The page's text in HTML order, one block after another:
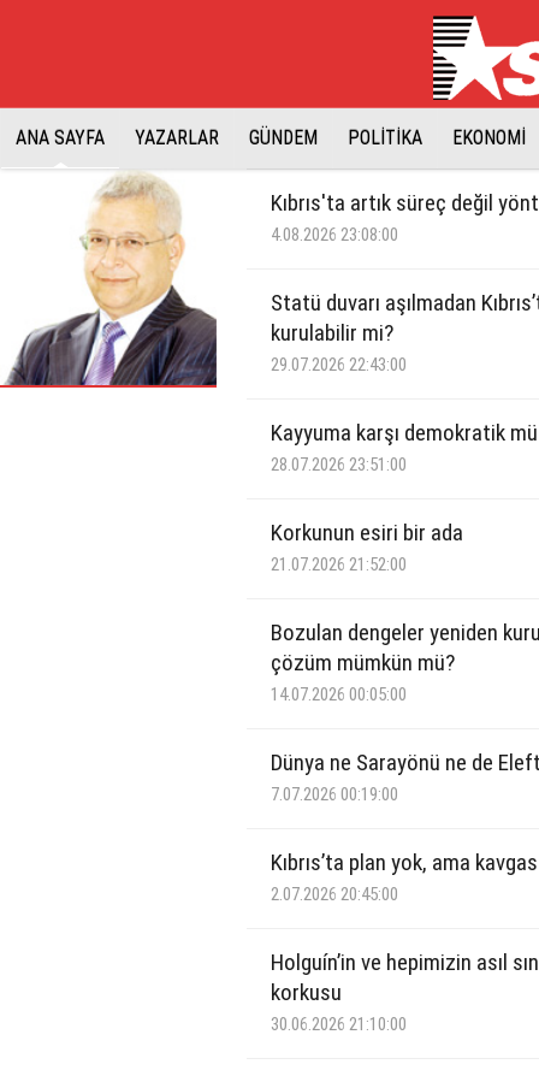
ANA SAYFA YAZARLAR GÜNDEM POLİTİKA EKONOMİ
Kıbrıs'ta artık süreç değil
4.08.2026 23:08:00
Statü duvarı aşılmadan
kurulabilir mi?
29.07.2026 22:43:00
Kayyuma karşı demokratik
28.07.2026 23:51:00
Korkunun esiri bir ada
21.07.2026 21:52:00
Bozulan dengeler yeniden
çözüm mümkün mü?
14.07.2026 00:05:00
Dünya ne Sarayönü ne de
7.07.2026 00:19:00
Kıbrıs’ta plan yok, ama
2.07.2026 20:45:00
Holguín’in ve hepimizin asıl
korkusu
30.06.2026 21:10:00